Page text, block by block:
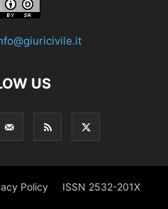
US
Policy ISSN 2532-201X